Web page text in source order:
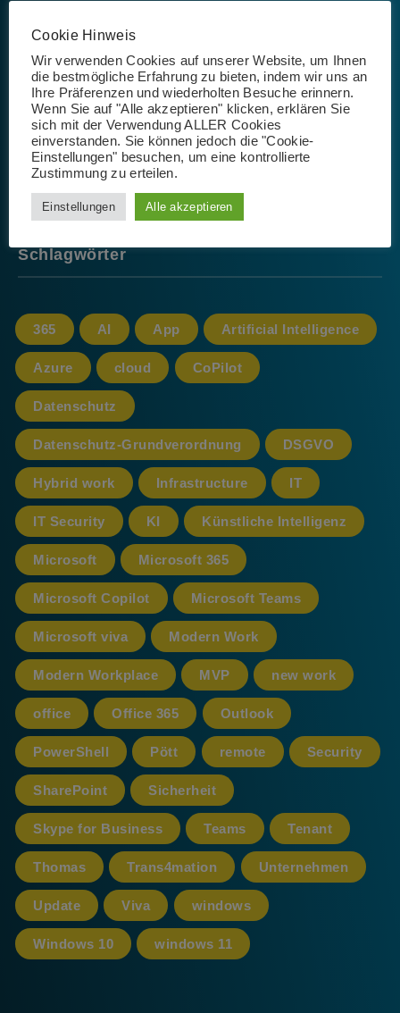
Josephin Riemer
Schlagwörter
365 AI App Artificial Intelligence
Azure cloud CoPilot
Datenschutz
Datenschutz-Grundverordnung DSGVO
Hybrid work Infrastructure IT
IT Security KI Künstliche Intelligenz
Microsoft Microsoft 365
Microsoft Copilot Microsoft Teams
Microsoft viva Modern Work
Modern Workplace MVP new work
office Office 365 Outlook
PowerShell Pött remote Security
SharePoint Sicherheit
Skype for Business Teams Tenant
Thomas Trans4mation Unternehmen
Update Viva windows
Windows 10 windows 11
Cookie Hinweis
Wir verwenden Cookies auf unserer Website, um Ihnen
die bestmögliche Erfahrung zu bieten, indem wir uns an
Ihre Präferenzen und wiederholten Besuche erinnern.
Wenn Sie auf "Alle akzeptieren" klicken, erklären Sie
sich mit der Verwendung ALLER Cookies
einverstanden. Sie können jedoch die "Cookie-
Einstellungen" besuchen, um eine kontrollierte
Zustimmung zu erteilen.
Einstellungen Alle akzeptieren